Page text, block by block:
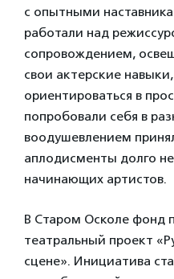
с опытными
работали над
сопровождением,
свои актерские
ориентироваться в
попробовали себя в
воодушевлением
аплодисменты долго
начинающих артистов.
В Старом Осколе фонд
театральный проект
сцене». Инициатива